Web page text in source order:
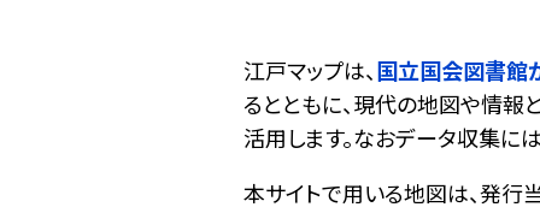
江戸マップは、 国立国会図書館
るとともに、現代の地図や情報
活用します。なおデータ収集に
本サイトで用いる地図は、発行